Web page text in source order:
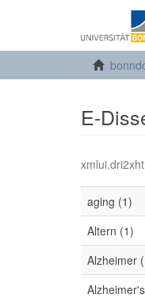
E-
aging (1)
Altern (1)
Alzheimer